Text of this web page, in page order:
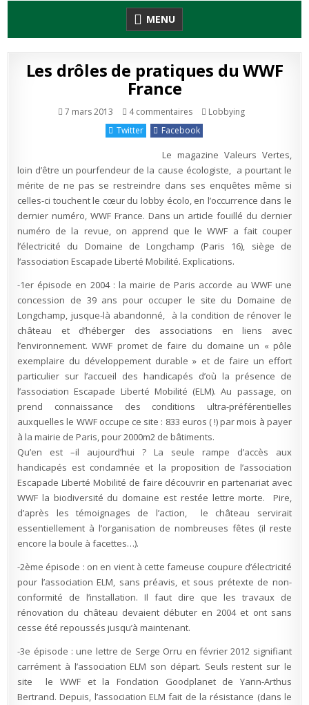
MENU
Les drôles de pratiques du WWF
France
7 mars 2013 4 commentairessur
drôles
de
du
WWF
France
Publié
Lobbying
Twitter
Facebook
Le magazine Valeurs Vertes,
loin d’être un pourfendeur de la cause écologiste, a pourtant le
mérite de ne pas se restreindre dans ses enquêtes même si
celles-ci touchent le cœur du lobby écolo, en l’occurrence dans le
dernier numéro, WWF France. Dans un article fouillé du dernier
numéro de la revue, on apprend que le WWF a fait couper
l’électricité du Domaine de Longchamp (Paris 16), siège de
l‘association Escapade Liberté Mobilité. Explications.
-1er épisode en 2004 : la mairie de Paris accorde au WWF une
concession de 39 ans pour occuper le site du Domaine de
Longchamp, jusque-là abandonné, à la condition de rénover le
château et d’héberger des associations en liens avec
l’environnement. WWF promet de faire du domaine un « pôle
exemplaire du développement durable » et de faire un effort
particulier sur l’accueil des handicapés d’où la présence de
l’association Escapade Liberté Mobilité (ELM). Au passage, on
prend connaissance des conditions ultra-préférentielles
auxquelles le WWF occupe ce site : 833 euros ( !) par mois à payer
à la mairie de Paris, pour 2000m2 de bâtiments.
Qu’en est –il aujourd’hui ? La seule rampe d’accès aux
handicapés est condamnée et la proposition de l’association
Escapade Liberté Mobilité de faire découvrir en partenariat avec
WWF la biodiversité du domaine est restée lettre morte. Pire,
d’après les témoignages de l’action, le château servirait
essentiellement à l’organisation de nombreuses fêtes (il reste
encore la boule à facettes…).
-2ème épisode : on en vient à cette fameuse coupure d’électricité
pour l’association ELM, sans préavis, et sous prétexte de non-
conformité de l’installation. Il faut dire que les travaux de
rénovation du château devaient débuter en 2004 et ont sans
cesse été repoussés jusqu’à maintenant.
-3e épisode : une lettre de Serge Orru en février 2012 signifiant
carrément à l’association ELM son départ. Seuls restent sur le
site le WWF et la Fondation Goodplanet de Yann-Arthus
Bertrand. Depuis, l’association ELM fait de la résistance (dans le